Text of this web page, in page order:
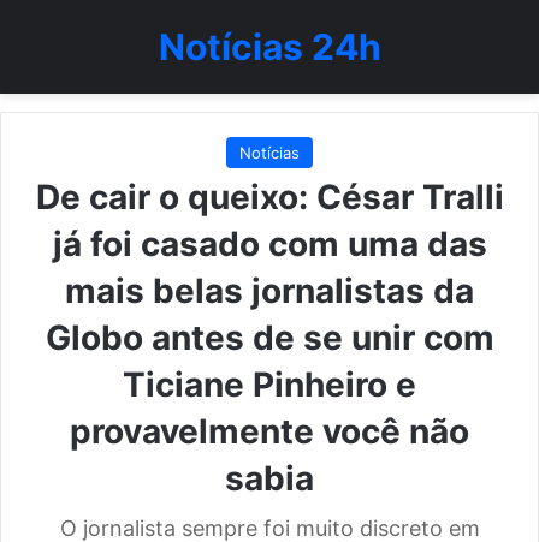
Notícias 24h
Notícias
De cair o queixo: César Tralli
já foi casado com uma das
mais belas jornalistas da
Globo antes de se unir com
Ticiane Pinheiro e
provavelmente você não
sabia
O jornalista sempre foi muito discreto em